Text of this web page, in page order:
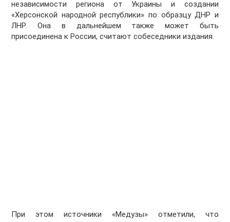
независимости региона от Украины и создании
«Херсонской народной республики» по образцу ДНР и
ЛНР. Она в дальнейшем также может быть
присоединена к России, считают собеседники издания.
При этом источники «Медузы» отметили, что